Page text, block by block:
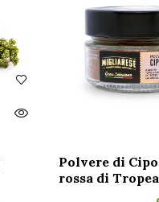
Polvere di
rossa di